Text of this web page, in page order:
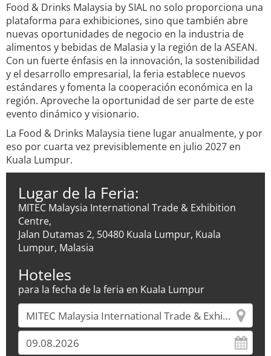
Food & Drinks Malaysia by SIAL no solo proporciona una
plataforma para exhibiciones, sino que también abre
nuevas oportunidades de negocio en la industria de
alimentos y bebidas de Malasia y la región de la ASEAN.
Con un fuerte énfasis en la innovación, la sostenibilidad
y el desarrollo empresarial, la feria establece nuevos
estándares y fomenta la cooperación económica en la
región. Aproveche la oportunidad de ser parte de este
evento dinámico y visionario.
La Food & Drinks Malaysia tiene lugar anualmente, y por
eso por cuarta vez previsiblemente en julio 2027 en
Kuala Lumpur.
Lugar de la Feria:
MITEC Malaysia International Trade & Exhibition
Centre,
Jalan Dutamas 2, 50480 Kuala Lumpur, Kuala
Lumpur, Malasia
Hoteles
para la fecha de la feria en Kuala Lumpur